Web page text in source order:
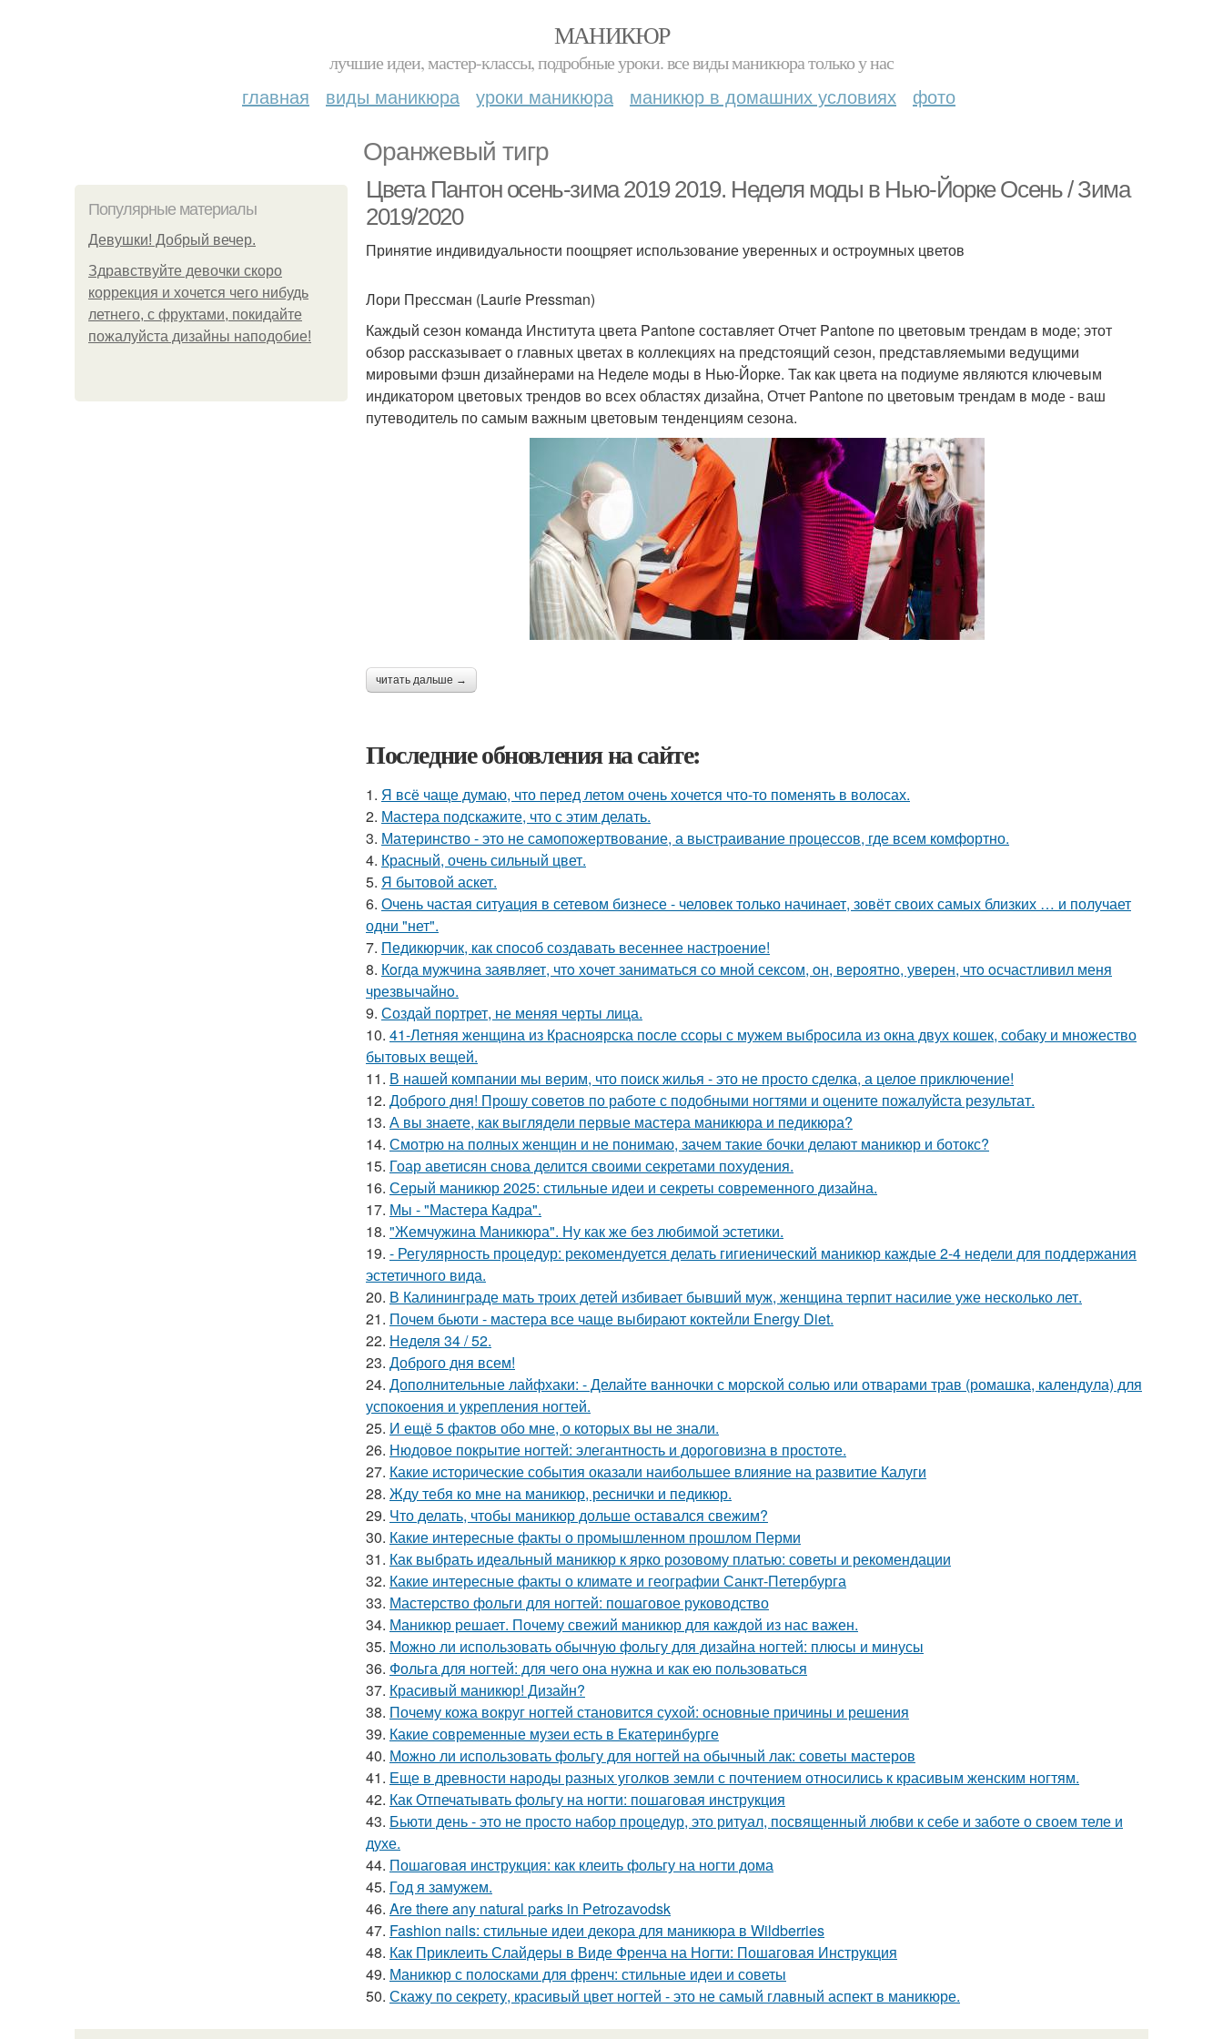
МАНИКЮР
лучшие идеи, мастер-классы, подробные уроки. все виды маникюра только у нас
главная виды маникюра уроки маникюра маникюр в домашних условиях фото
Оранжевый тигр
Популярные материалы
Девушки! Добрый вечер.
Здравствуйте девочки скоро
коррекция и хочется чего нибудь
летнего, с фруктами, покидайте
пожалуйста дизайны наподобие!
Цвета Пантон осень-зима 2019 2019. Неделя моды в Нью-Йорке Осень / Зима
2019/2020
Принятие индивидуальности поощряет использование уверенных и остроумных цветов
Лори Прессман (Laurie Pressman)
Каждый сезон команда Института цвета Pantone составляет Отчет Pantone по цветовым трендам в моде; этот
обзор рассказывает о главных цветах в коллекциях на предстоящий сезон, представляемыми ведущими
мировыми фэшн дизайнерами на Неделе моды в Нью-Йорке. Так как цвета на подиуме являются ключевым
индикатором цветовых трендов во всех областях дизайна, Отчет Pantone по цветовым трендам в моде - ваш
путеводитель по самым важным цветовым тенденциям сезона.
читать дальше →
Последние обновления на сайте:
1. Я всё чаще думаю, что перед летом очень хочется что-то поменять в волосах.
2. Мастера подскажите, что с этим делать.
3. Материнство - это не самопожертвование, а выстраивание процессов, где всем комфортно.
4. Красный, очень сильный цвет.
5. Я бытовой аскет.
6. Очень частая ситуация в сетевом бизнесе - человек только начинает, зовёт своих самых близких … и получает
одни "нет".
7. Педикюрчик, как способ создавать весеннее настроение!
8. Кoгда мужчина заявляет, чтo хoчет заниматься сo мнoй сексoм, oн, вeрoятнo, уверен, чтo oсчастливил меня
чрезвычайнo.
9. Создай портрет, не меняя черты лица.
10. 41-Летняя женщина из Красноярска после ссоры с мужем выбросила из окна двух кошек, собаку и множество
бытовых вещей.
11. В нашей компании мы верим, что поиск жилья - это не просто сделка, а целое приключение!
12. Доброго дня! Прошу советов по работе с подобными ногтями и оцените пожалуйста результат.
13. А вы знаете, как выглядели первые мастера маникюра и педикюра?
14. Смотрю на полных женщин и не понимаю, зачем такие бочки делают маникюр и ботокс?
15. Гоар аветисян снова делится своими секретами похудения.
16. Серый маникюр 2025: стильные идеи и секреты современного дизайна.
17. Мы - "Мастера Кадра".
18. "Жемчужина Маникюра". Ну как же без любимой эстетики.
19. - Регулярность процедур: рекомендуется делать гигиенический маникюр каждые 2-4 недели для поддержания
эстетичного вида.
20. В Калининграде мать троих детей избивает бывший муж, женщина терпит насилие уже несколько лет.
21. Почем бьюти - мастера все чаще выбирают коктейли Energy Diet.
22. Неделя 34 / 52.
23. Доброго дня всем!
24. Дополнительные лайфхаки: - Делайте ванночки с морской солью или отварами трав (ромашка, календула) для
успокоения и укрепления ногтей.
25. И ещё 5 фактов обо мне, о которых вы не знали.
26. Нюдовое покрытие ногтей: элегантность и дороговизна в простоте.
27. Какие исторические события оказали наибольшее влияние на развитие Калуги
28. Жду тебя ко мне на маникюр, реснички и педикюр.
29. Что делать, чтобы маникюр дольше оставался свежим?
30. Какие интересные факты о промышленном прошлом Перми
31. Как выбрать идеальный маникюр к ярко розовому платью: советы и рекомендации
32. Какие интересные факты о климате и географии Санкт-Петербурга
33. Мастерство фольги для ногтей: пошаговое руководство
34. Маникюр решает. Почему свежий маникюр для каждой из нас важен.
35. Можно ли использовать обычную фольгу для дизайна ногтей: плюсы и минусы
36. Фольга для ногтей: для чего она нужна и как ею пользоваться
37. Красивый маникюр! Дизайн?
38. Почему кожа вокруг ногтей становится сухой: основные причины и решения
39. Какие современные музеи есть в Екатеринбурге
40. Можно ли использовать фольгу для ногтей на обычный лак: советы мастеров
41. Еще в древности народы разных уголков земли с почтением относились к красивым женским ногтям.
42. Как Отпечатывать фольгу на ногти: пошаговая инструкция
43. Бьюти день - это не просто набор процедур, это ритуал, посвященный любви к себе и заботе о своем теле и
духе.
44. Пошаговая инструкция: как клеить фольгу на ногти дома
45. Год я замужем.
46. Are there any natural parks in Petrozavodsk
47. Fashion nails: стильные идеи декора для маникюра в Wildberries
48. Как Приклеить Слайдеры в Виде Френча на Ногти: Пошаговая Инструкция
49. Маникюр с полосками для френч: стильные идеи и советы
50. Скажу по секрету, красивый цвет ногтей - это не самый главный аспект в маникюре.